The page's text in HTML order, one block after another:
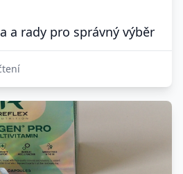
a rady pro správný výběr